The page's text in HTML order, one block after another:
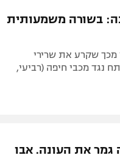
בשורה משמעותית
מכך שקרע את שרירי
נגד מכבי חיפה (רביעי,
את העונה. אבו